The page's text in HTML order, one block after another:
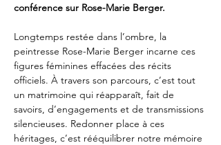
conférence sur Rose-Marie Berger.
Longtemps restée dans l’ombre, la
peintresse Rose-Marie Berger incarne ces
figures féminines effacées des récits
officiels. À travers son parcours, c’est tout
un matrimoine qui réapparaît, fait de
savoirs, d’engagements et de transmissions
silencieuses. Redonner place à ces
héritages, c’est rééquilibrer notre mémoire